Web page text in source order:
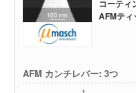
コーティ
AFMティ
AFM カンチレバー: 3つ